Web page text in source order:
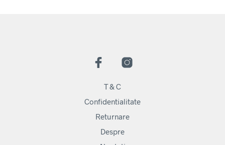
T & C
Confidentialitate
Returnare
Despre